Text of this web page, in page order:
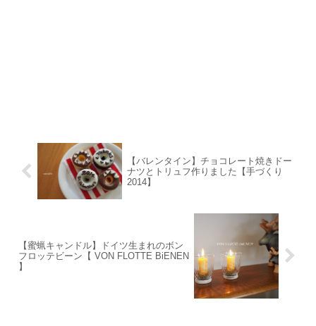
【バレンタイン】チョコレート焼きドー
ナツとトリュフ作りました【手づくり
2014】
【蜜蝋キャンドル】ドイツ生まれのボン
フロッテビーン【 VON FLOTTE BiENEN
】